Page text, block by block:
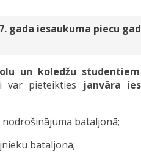
gada iesaukuma piecu
un koledžu
var pieteikties janvāra
nodrošinājuma bataljonā;
bataljonā;